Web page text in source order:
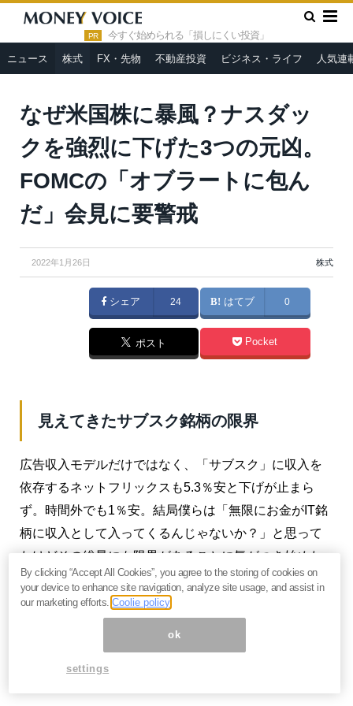
PR 今すぐ始められる「損しにくい投資」
ニュース 株式 FX・先物 不動産投資 ビジネス・ライフ 人気連
HOME » 株式 »
なぜ米国株に暴風？ナスダックを強烈に下げた
3つの元凶。FOMCの「オブラートに包んだ」会見に要警戒
なぜ米国株に暴風？ナスダッ
クを強烈に下げた3つの元凶。
FOMCの「オブラートに包ん
だ」会見に要警戒
2022年1月26日 株式
シェア 24 はてブ 0
ポスト Pocket
見えてきたサブスク銘柄の限界
広告収入モデルだけではなく、「サブスク」に収入を
依存するネットフリックスも5.3％安と下げが止まら
ず。時間外でも1％安。結局僕らは「無限にお金がIT銘
柄に収入として入ってくるんじゃないか？」と思って
たけどその総量にも限界があることに気がつき始めた
んだと。
グロースの定義として年率20％の成長を上げる人も多
かったけど、みんなが大きくなった結果、取り合うパ
By clicking “Accept All Cookies”, you agree to the storing of cookies on
your device to enhance site navigation, analyze site usage, and assist in
our marketing efforts.Coolie policy
ok
settings